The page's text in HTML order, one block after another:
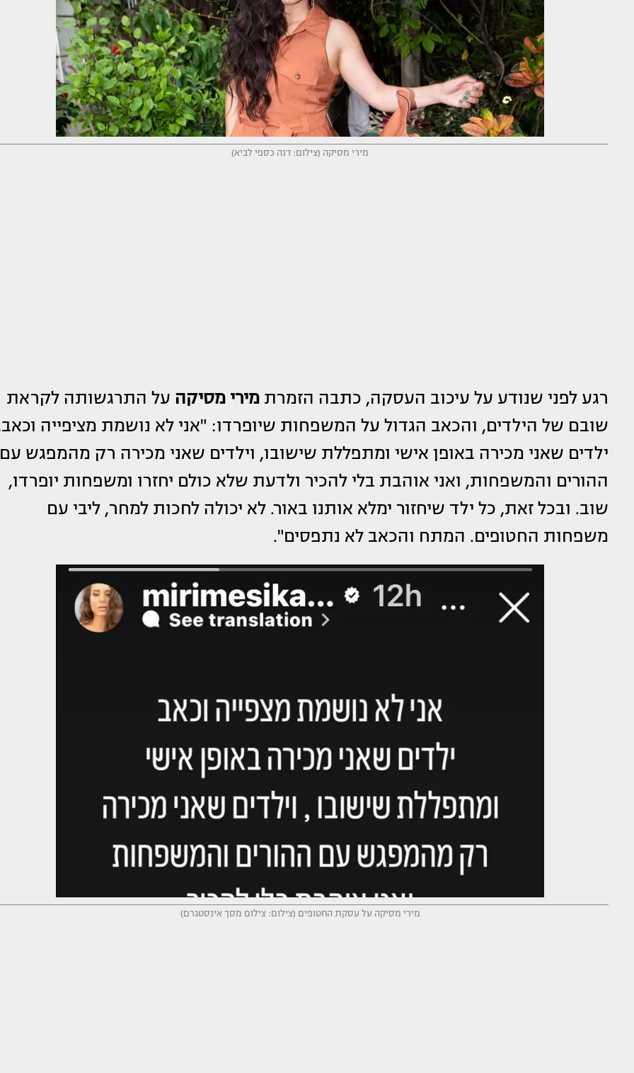
מירי מסיקה (צילום: דנה כספי לביא)
רגע לפני שנודע על עיכוב העסקה, כתבה הזמרתמירי מסיקה על התרגשותה לקראת
שובם של הילדים, והכאב הגדול על המשפחות שיופרדו: "אני לא נושמת מציפייה
ילדים שאני מכירה באופן אישי ומתפללת שישובו, וילדים שאני מכירה רק מהמפגש עם
ההורים והמשפחות, ואני אוהבת בלי להכיר ולדעת שלא כולם יחזרו ומשפחות יופרדו,
שוב. ובכל זאת, כל ילד שיחזור ימלא אותנו באור. לא יכולה לחכות למחר, ליבי עם
משפחות החטופים. המתח והכאב לא נתפסים".
מירי מסיקה על עסקת החטופים (צילום: צילום מסך אינסטגרם)